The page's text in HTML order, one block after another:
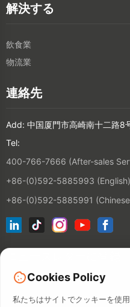
解決する
飲食業
物流業
連絡先
Add: 中国厦門市高崎南十二路8
Tel:
400-766-7666 (After-sales
+86-(0)592-5885993 (English)
+86-(0)592-5885991
Cookies Policy
私たちはサイトでクッキーを使